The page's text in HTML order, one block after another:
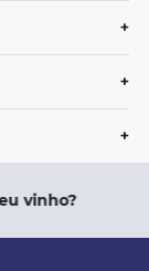
+
+
+
vinho?